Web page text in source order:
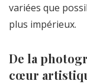
variées que
plus impérieux.
De la
cœur